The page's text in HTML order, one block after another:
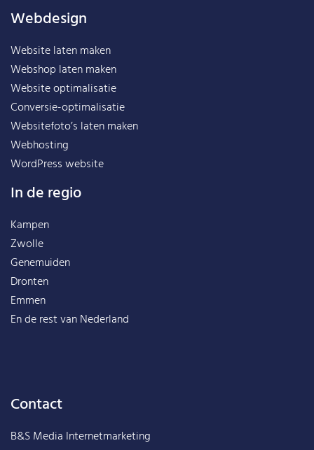
Webdesign
Website laten maken
Webshop laten maken
Website optimalisatie
Conversie-optimalisatie
Websitefoto’s laten maken
Webhosting
WordPress website
In de regio
Kampen
Zwolle
Genemuiden
Dronten
Emmen
En de rest vanNederland
Contact
B&S Media Internetmarketing